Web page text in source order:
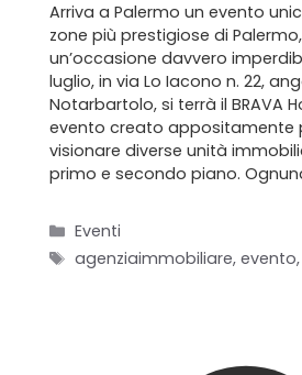
Servizi per
I nostri
Blog
Arriva a Palermo un evento
zone più prestigiose di
un’occasione davvero
luglio, in via Lo Iacono n. 22,
Notarbartolo, si terrà il BRAVA
evento creato appositamente
visionare diverse unità
primo e secondo piano.
Categorie
Eventi
Tag
agenziaimmobiliare,evento